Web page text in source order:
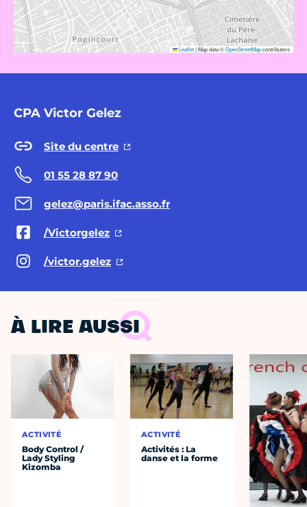
Leaflet|Map data ©OpenStreetMapcontributors
CPA Victor Gelez
Site du centre
01 55 28 87 90
gelez@paris.ifac.asso.fr
/Victorgelez
/victor.gelez
À LIRE AUSSI
ACTIVITÉ
Body Control /
Lady Styling
Kizomba
ACTIVITÉ
Activités : La
danse et la forme